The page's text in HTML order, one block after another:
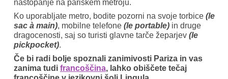
nastopanje na pariškem metroju.
Ko uporabljate metro, bodite pozorni na svoje torbice (le
sac à main), mobilne telefone (le portable) in druge
dragocenosti, saj so turisti glavne tarče žeparjev (le
pickpocket).
Če bi radi bolje spoznali zanimivosti Pariza in vas
zanima tudi francoščina, lahko obiščete tečaj